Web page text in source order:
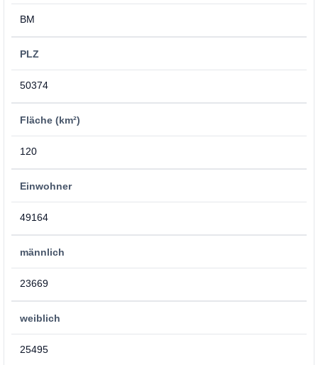
BM
PLZ
50374
Fläche (km²)
120
Einwohner
49164
männlich
23669
weiblich
25495